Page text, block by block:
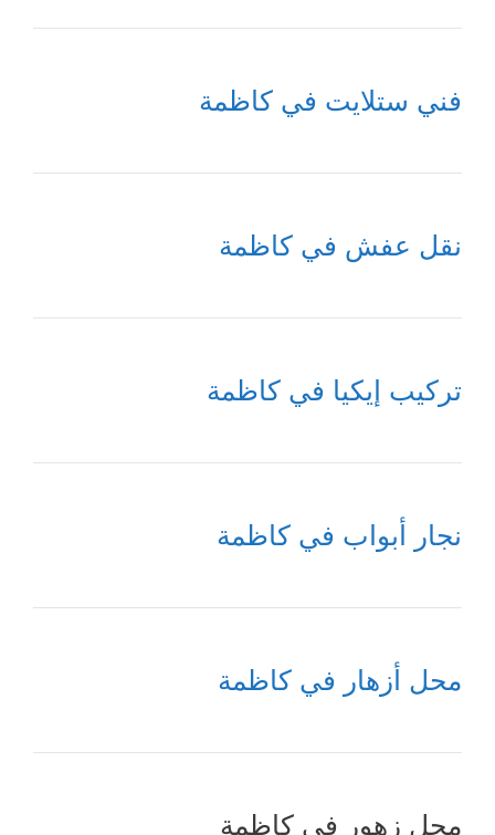
فني ستلايت في كاظمة
نقل عفش في كاظمة
تركيب إيكيا في كاظمة
نجار أبواب في كاظمة
محل أزهار في كاظمة
محل زهور في كاظمة